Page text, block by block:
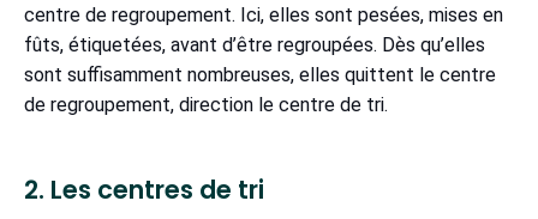
centre de regroupement. Ici, elles sont pesées, mises en
fûts, étiquetées, avant d’être regroupées. Dès qu’elles
sont suffisamment nombreuses, elles quittent le centre
de regroupement, direction le centre de tri.
2. Les centres de tri